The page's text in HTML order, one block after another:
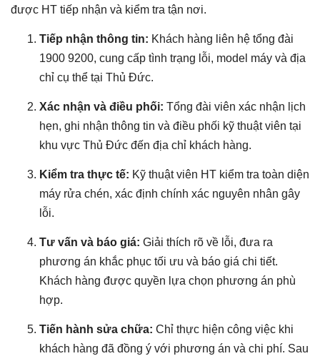
được HT tiếp nhận và kiểm tra tận nơi.
Tiếp nhận thông tin: Khách hàng liên hệ tổng đài
1900 9200, cung cấp tình trạng lỗi, model máy và địa
chỉ cụ thể tại Thủ Đức.
Xác nhận và điều phối: Tổng đài viên xác nhận lịch
hẹn, ghi nhận thông tin và điều phối kỹ thuật viên tại
khu vực Thủ Đức đến địa chỉ khách hàng.
Kiểm tra thực tế: Kỹ thuật viên HT kiểm tra toàn diện
máy rửa chén, xác định chính xác nguyên nhân gây
lỗi.
Tư vấn và báo giá: Giải thích rõ về lỗi, đưa ra
phương án khắc phục tối ưu và báo giá chi tiết.
Khách hàng được quyền lựa chọn phương án phù
hợp.
Tiến hành sửa chữa: Chỉ thực hiện công việc khi
khách hàng đã đồng ý với phương án và chi phí. Sau